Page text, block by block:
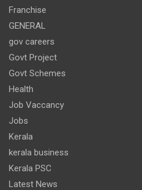
Franchise
GENERAL
gov careers
Govt Project
Govt Schemes
Health
Job Vaccancy
Jobs
Kerala
kerala business
Kerala PSC
Latest News